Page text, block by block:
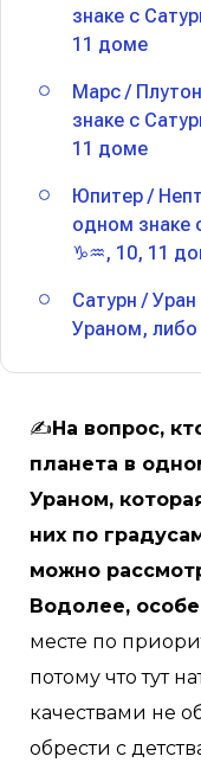
знаке с
11 доме
Марс /
знаке с
11 доме
Юпитер /
одном знаке
♑️♒️, 10, 11
Сатурн /
Ураном, либо
✍️На вопрос,
планета в
Ураном,
них по
можно
Водолее,
месте по
потому что тут
качествами не
обрести с